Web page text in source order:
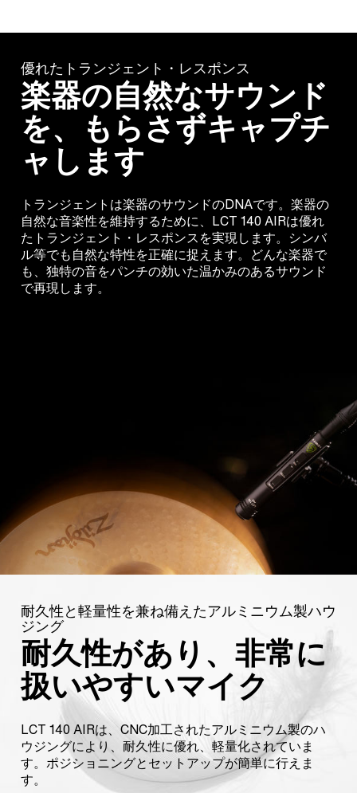
優れたトランジェント・レスポンス
楽器の自然なサウンド
を、もらさずキャプチ
ャします
トランジェントは楽器のサウンドのDNAです。楽器の
自然な音楽性を維持するために、LCT 140 AIRは優れ
たトランジェント・レスポンスを実現します。シンバ
ル等でも自然な特性を正確に捉えます。 どんな楽器で
も、独特の音をパンチの効いた温かみのあるサウンド
で再現します。
耐久性と軽量性を兼ね備えたアルミニウム製ハウ
ジング
耐久性があり、非常に
扱いやすいマイク
LCT 140 AIRは、CNC加工されたアルミニウム製のハ
ウジングにより、耐久性に優れ、軽量化されていま
す。ポジショニングとセットアップが簡単に行えま
す。